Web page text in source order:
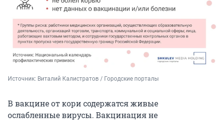
Источник: Виталий Калистратов / Городские порталы
В вакцине от кори содержатся живые
ослабленные вирусы. Вакцинация не